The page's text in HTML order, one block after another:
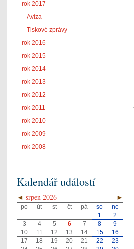
rok 2017
Avíza
Tiskové zprávy
rok 2016
rok 2015
rok 2014
rok 2013
rok 2012
rok 2011
rok 2010
rok 2009
rok 2008
Kalendář událostí
◄ ►
srpen 2026
po út st čt pá so
ne
1
2
3
4 5 6 7 8
9
10
11 12 13 14 15
16
17
18 19 20 21 22
23